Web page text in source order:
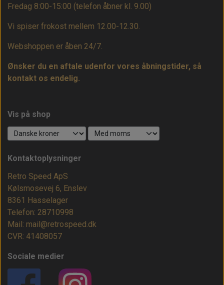
Fredag 8:00-15:00 (telefon åbner kl. 9.00)
Vi spiser frokost mellem 12.00-12.30.
Webshoppen er åben 24/7.
Ønsker du en aftale udenfor vores åbningstider, så
kontakt os endelig.
Vis på shop
Kontaktoplysninger
Retro Speed ApS
Kølsmosevej 6, Enslev
8361 Hasselager
Telefon: 28710998
Mail: mail@retrospeed.dk
CVR: 41408057
Sociale medier